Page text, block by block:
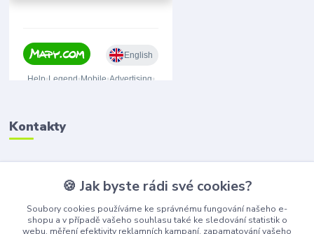
Kontakty
(+420) 776 075 751
obchod@bangshop.cz
🍪 Jak byste rádi své cookies?
Soubory cookies používáme ke správnému fungování našeho e-
shopu a v případě vašeho souhlasu také ke sledování statistik o
webu, měření efektivity reklamních kampaní, zapamatování vašeho